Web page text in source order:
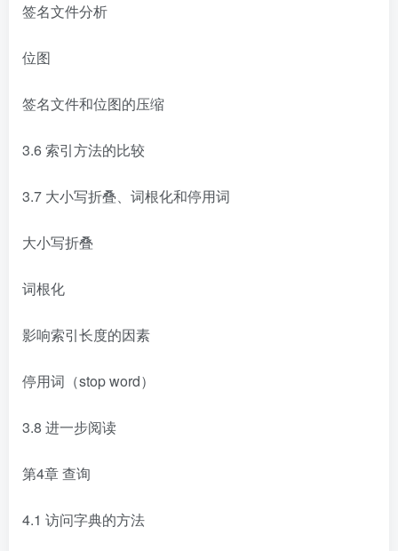
签名文件分析
位图
签名文件和位图的压缩
3.6 索引方法的比较
3.7 大小写折叠、词根化和停用词
大小写折叠
词根化
影响索引长度的因素
停用词（stop word）
3.8 进一步阅读
第4章 查询
4.1 访问字典的方法